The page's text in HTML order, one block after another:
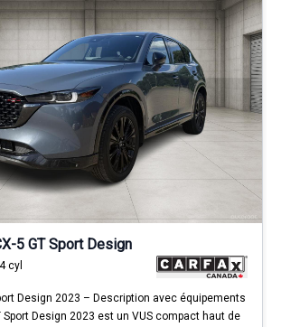
5 GT Sport Design
cyl
Design 2023 – Description avec équipements
Sport Design 2023 est un VUS compact haut de